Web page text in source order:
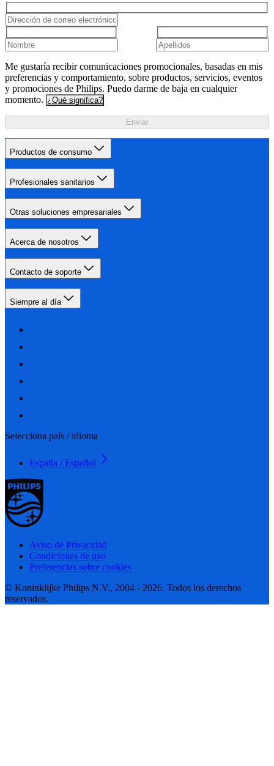
Me gustaría recibir comunicaciones promocionales, basadas en mis
preferencias y comportamiento, sobre productos, servicios, eventos
y promociones de Philips. Puedo darme de baja en cualquier
momento. ¿Qué significa?
Enviar
Productos de consumo
Profesionales sanitarios
Otras soluciones empresariales
Acerca de nosotros
Contacto de soporte
Siempre al día
Selecciona país / idioma
España / Español
Aviso de Privacidad
Condiciones de uso
Preferencias sobre cookies
© Koninklijke Philips N.V., 2004 - 2026. Todos los derechos
reservados.